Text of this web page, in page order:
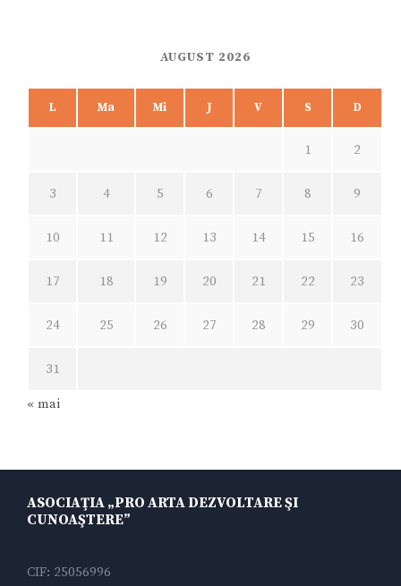
AUGUST 2026
L Ma Mi J V S D
1 2
3 4 5 6 7 8 9
10 11 12 13 14 15 16
17 18 19 20 21 22 23
24 25 26 27 28 29 30
31
« mai
ASOCIAŢIA „PRO ARTA DEZVOLTARE ŞI
CUNOAŞTERE”
CIF: 25056996